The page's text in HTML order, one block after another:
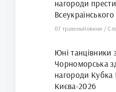
нагороди
07 травеньНовини /
Юні танцівники
Чорноморська
нагороди Кубка
Києва-2026